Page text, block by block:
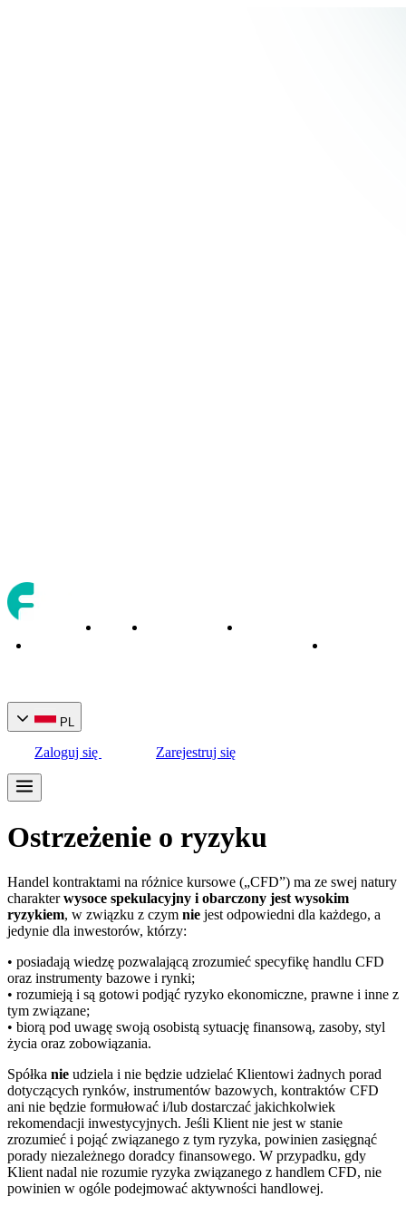
PL
Zaloguj się Zarejestruj się
Ostrzeżenie o ryzyku
Handel kontraktami na różnice kursowe („CFD”) ma ze swej natury
charakterwysoce spekulacyjny i obarczony jest wysokim
ryzykiem, w związku z czym nie jest odpowiedni dla każdego, a
jedynie dla inwestorów, którzy:
• posiadają wiedzę pozwalającą zrozumieć specyfikę handlu CFD
oraz instrumenty bazowe i rynki;
• rozumieją i są gotowi podjąć ryzyko ekonomiczne, prawne i inne z
tym związane;
• biorą pod uwagę swoją osobistą sytuację finansową, zasoby, styl
życia oraz zobowiązania.
Spółka nie udziela i nie będzie udzielać Klientowi żadnych porad
dotyczących rynków, instrumentów bazowych, kontraktów CFD
ani nie będzie formułować i/lub dostarczać jakichkolwiek
rekomendacji inwestycyjnych. Jeśli Klient nie jest w stanie
zrozumieć i pojąć związanego z tym ryzyka, powinien zasięgnąć
porady niezależnego doradcy finansowego. W przypadku, gdy
Klient nadal nie rozumie ryzyka związanego z handlem CFD, nie
powinien w ogóle podejmować aktywności handlowej.